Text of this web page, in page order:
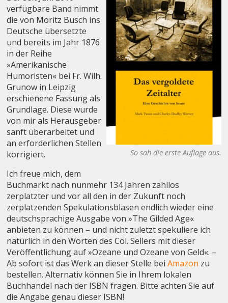
So sah die erste Auflage aus.
verfügbare Band nimmt
die von Moritz Busch ins
Deutsche übersetzte
und bereits im Jahr 1876
in der Reihe
»Amerikanische
Humoristen« bei Fr. Wilh.
Grunow in Leipzig
erschienene Fassung als
Grundlage. Diese wurde
von mir als Herausgeber
sanft überarbeitet und
an erforderlichen Stellen
korrigiert.
Ich freue mich, dem
Buchmarkt nach nunmehr 134 Jahren zahllos
zerplatzter und vor all den in der Zukunft noch
zerplatzenden Spekulationsblasen endlich wieder eine
deutschsprachige Ausgabe von »The Gilded Age«
anbieten zu können – und nicht zuletzt spekuliere ich
natürlich in den Worten des Col. Sellers mit dieser
Veröffentlichung auf »Ozeane und Ozeane von Geld«. –
Ab sofort ist das Werk an dieser Stelle beiAmazon zu
bestellen. Alternativ können Sie in Ihrem lokalen
Buchhandel nach der ISBNfragen. Bitte achten Sie auf
die Angabe genau dieser ISBN!